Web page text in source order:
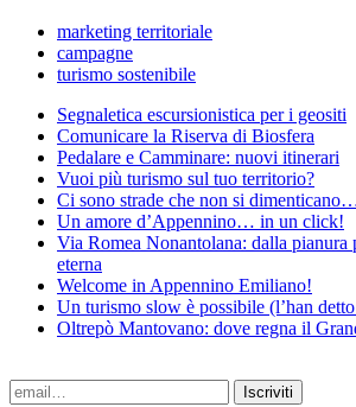
marketing territoriale
campagne
turismo sostenibile
Segnaletica escursionistica per i geositi
Comunicare la Riserva di Biosfera
Pedalare e Camminare: nuovi itinerari
Vuoi più turismo sul tuo territorio?
Ci sono strade che non si
Un amore d’Appennino… in un click!
Via Romea Nonantolana: dalla pianura
eterna
Welcome in Appennino Emiliano!
Un turismo slow è possibile (l’han
Oltrepò Mantovano: dove regna il